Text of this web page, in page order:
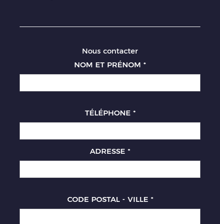
Nous contacter
NOM ET PRÉNOM *
TÉLÉPHONE *
ADRESSE *
CODE POSTAL - VILLE *